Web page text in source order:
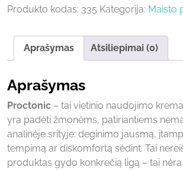
Produkto kodas: 335 Kategorija: Maisto
Aprašymas Atsiliepimai (0)
Aprašymas
Proctonic – tai vietinio naudojimo
yra padėti žmonėms, patiriantiems
analinėje srityje: deginimo jausmą,
tempimą ar diskomfortą sėdint. Tai
produktas gydo konkrečią ligą – tai nėra